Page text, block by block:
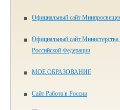
Официальный сайт
Официальный сайт
Российской Федерации
МОЕ ОБРАЗОВАНИЕ
Сайт Работа в России